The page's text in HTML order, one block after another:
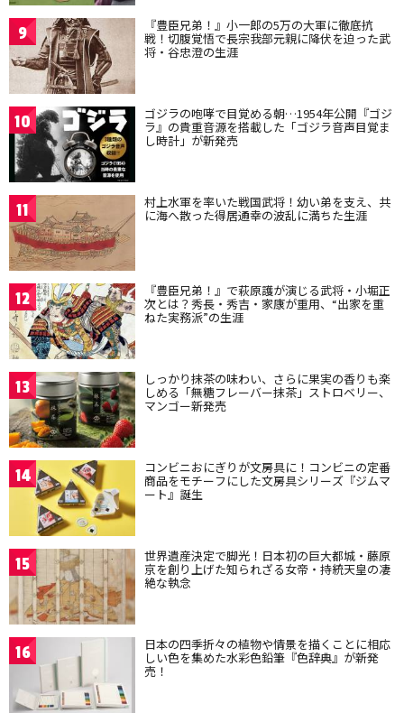
9 『豊臣兄弟！』小一郎の5万の大軍に徹底抗
戦！切腹覚悟で長宗我部元親に降伏を迫った武
将・谷忠澄の生涯
10 ゴジラの咆哮で目覚める朝…1954年公開『ゴジ
ラ』の貴重音源を搭載した「ゴジラ音声目覚ま
し時計」が新発売
11 村上水軍を率いた戦国武将！幼い弟を支え、共
に海へ散った得居通幸の波乱に満ちた生涯
12 『豊臣兄弟！』で萩原護が演じる武将・小堀正
次とは？秀長・秀吉・家康が重用、“出家を重
ねた実務派”の生涯
13 しっかり抹茶の味わい、さらに果実の香りも楽
しめる「無糖フレーバー抹茶」ストロベリー、
マンゴー新発売
14 コンビニおにぎりが文房具に！コンビニの定番
商品をモチーフにした文房具シリーズ『ジムマ
ート』誕生
15 世界遺産決定で脚光！日本初の巨大都城・藤原
京を創り上げた知られざる女帝・持統天皇の凄
絶な執念
16 日本の四季折々の植物や情景を描くことに相応
しい色を集めた水彩色鉛筆『色辞典』が新発
売！